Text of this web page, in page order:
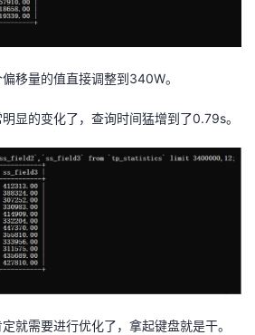
移量的值直接调整到340W。
显的变化了，查询时间猛增到了0.79s。
就需要进行优化了，拿起键盘就是干。